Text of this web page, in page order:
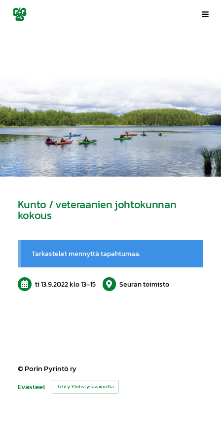
Siirry
sivun
Porin Pyrintö ry
Kunto / veteraanien johtokunnan
kokous
Tarkastelet mennyttä tapahtumaa.
ti 13.9.2022klo 13–15 Seuran toimisto
©Porin Pyrintö ry
Evästeet
Tehty Yhdistysavaimella